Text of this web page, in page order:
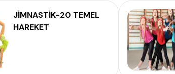
JİMNASTİK-20 TEMEL
HAREKET